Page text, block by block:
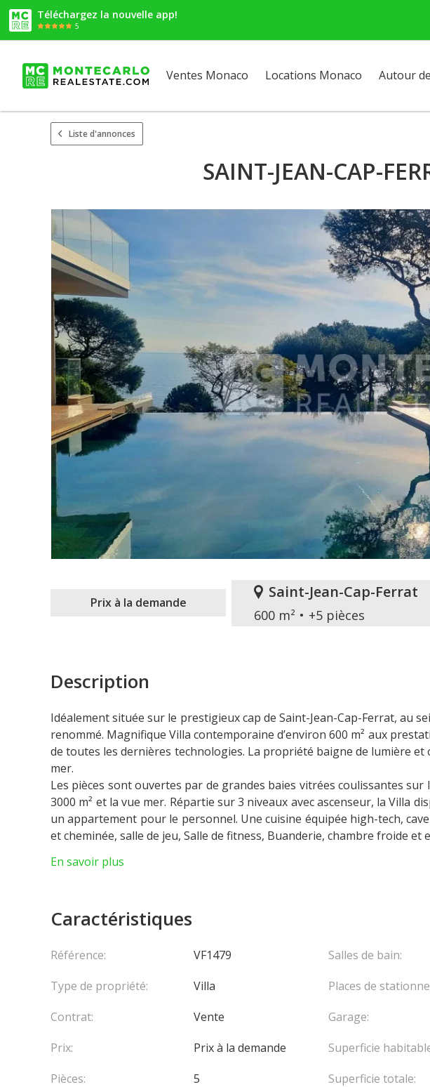
Téléchargez la nouvelle app!
5
Ventes Monaco Locations Monaco Autour
Liste d'annonces
SAINT-JEAN-CAP-
Prix à la demande
Saint-Jean-Cap-Ferrat
600 m² +5 pièces
Description
Idéalement située sur le prestigieux cap de Saint-Jean-Cap-Ferrat, au
renommé. Magnifique Villa contemporaine d’environ 600 m² aux
de toutes les dernières technologies. La propriété baigne de lumière
mer.
Les pièces sont ouvertes par de grandes baies vitrées coulissantes sur
3000 m² et la vue mer. Répartie sur 3 niveaux avec ascenseur, la Villa
un appartement pour le personnel. Une cuisine équipée high-tech,
et cheminée, salle de jeu, Salle de fitness, Buanderie, chambre froide et
de nombreux stationnements à l’intérieur de la propriété.
En savoir plus
Caractéristiques
Référence:
VF1479
Type de propriété:
Villa
Contrat:
Vente
Prix:
Prix à la demande
Pièces:
5
Salles de bain:
Places de
Garage:
Superficie
Superficie totale: